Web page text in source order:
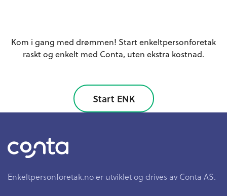
Kom i gang med drømmen! Start enkeltpersonforetak
raskt og enkelt med Conta, uten ekstra kostnad.
Start ENK
Enkeltpersonforetak.no er utviklet og drives av Conta AS.